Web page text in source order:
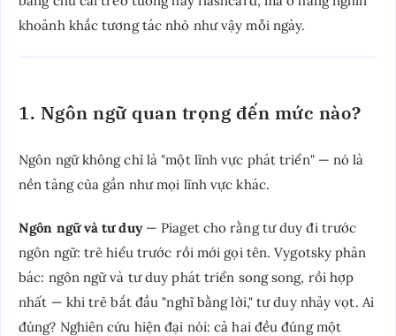
khoảnh khắc tương tác nhỏ như vậy mỗi ngày.
1. Ngôn ngữ quan trọng đến mức nào?
Ngôn ngữ không chỉ là "một lĩnh vực phát triển" — nó là
nền tảng của gần như mọi lĩnh vực khác.
Ngôn ngữ và tư duy— Piaget cho rằng tư duy đi trước
ngôn ngữ: trẻ hiểu trước rồi mới gọi tên. Vygotsky phản
bác: ngôn ngữ và tư duy phát triển song song, rồi hợp
nhất — khi trẻ bắt đầu "nghĩ bằng lời," tư duy nhảy vọt. Ai
đúng? Nghiên cứu hiện đại nói: cả hai đều đúng một